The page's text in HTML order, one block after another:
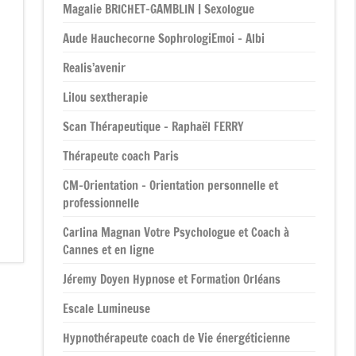
Magalie BRICHET-GAMBLIN | Sexologue
Aude Hauchecorne SophrologiEmoi – Albi
Realis’avenir
Lilou sextherapie
Scan Thérapeutique – Raphaël FERRY
Thérapeute coach Paris
CM-Orientation – Orientation personnelle et
professionnelle
Carlina Magnan Votre Psychologue et Coach à
Cannes et en ligne
Jéremy Doyen Hypnose et Formation Orléans
Escale Lumineuse
Hypnothérapeute coach de Vie énergéticienne